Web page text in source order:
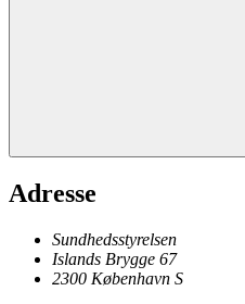
Adresse
Sundhedsstyrelsen
Islands Brygge 67
2300 København S